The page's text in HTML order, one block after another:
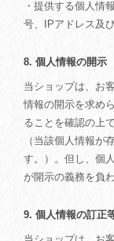
・提供する個人情
号、IPアドレス及
8. 個人情報の開示
当ショップは、お
情報の開示を求め
ることを確認の上
（当該個人情報が
す。）。但し、個
が開示の義務を負
9. 個人情報の訂正